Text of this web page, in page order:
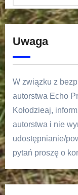
Uwaga
W związku z
autorstwa Echo
Kołodzieaj,
autorstwa i nie
udostępnianie/
pytań proszę o